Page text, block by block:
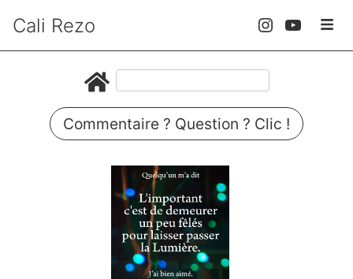
Cali Rezo
Commentaire ? Question ? Clic !